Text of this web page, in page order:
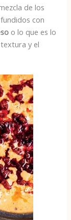
de los
con
o lo que es lo
y el